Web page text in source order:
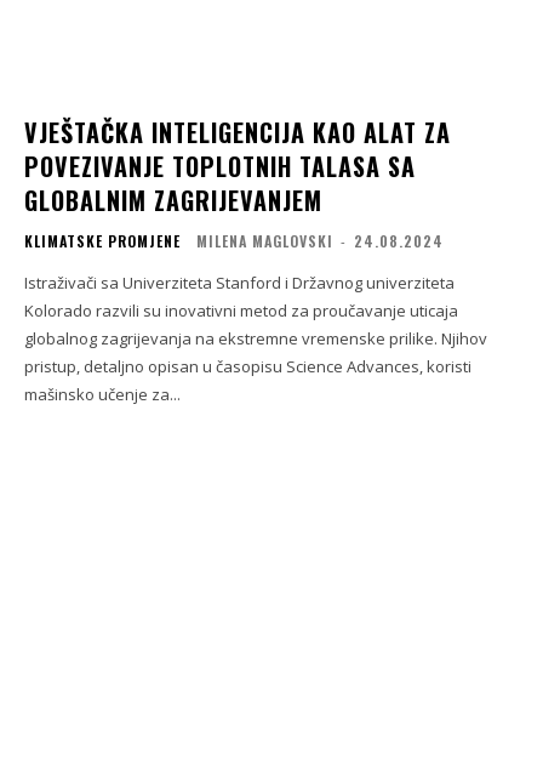
VJEŠTAČKA INTELIGENCIJA KAO ALAT ZA
POVEZIVANJE TOPLOTNIH TALASA SA
GLOBALNIM ZAGRIJEVANJEM
KLIMATSKE PROMJENE MILENA MAGLOVSKI - 24.08.2024
Istraživači sa Univerziteta Stanford i Državnog univerziteta
Kolorado razvili su inovativni metod za proučavanje uticaja
globalnog zagrijevanja na ekstremne vremenske prilike. Njihov
pristup, detaljno opisan u časopisu Science Advances, koristi
mašinsko učenje za...